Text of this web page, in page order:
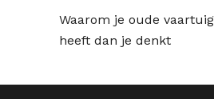
Waarom je oude
heeft dan je denkt